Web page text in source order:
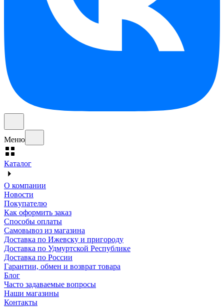
Меню
Каталог
О компании
Новости
Покупателю
Как оформить заказ
Способы оплаты
Самовывоз из магазина
Доставка по Ижевску и пригороду
Доставка по Удмуртской Республике
Доставка по России
Гарантии, обмен и возврат товара
Блог
Часто задаваемые вопросы
Наши магазины
Контакты